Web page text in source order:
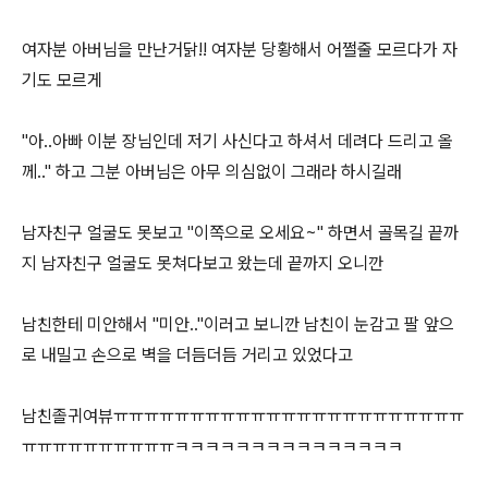
여자분 아버님을 만난거닭!! 여자분 당황해서 어쩔줄 모르다가 자
기도 모르게
"아..아빠 이분 장님인데 저기 사신다고 하셔서 데려다 드리고 올
께.." 하고 그분 아버님은 아무 의심없이 그래라 하시길래
남자친구 얼굴도 못보고 "이쪽으로 오세요~" 하면서 골목길 끝까
지 남자친구 얼굴도 못쳐다보고 왔는데 끝까지 오니깐
남친한테 미안해서 "미안.."이러고 보니깐 남친이 눈감고 팔 앞으
로 내밀고 손으로 벽을 더듬더듬 거리고 있었다고
남친졸귀여뷰ㅠㅠㅠㅠㅠㅠㅠㅠㅠㅠㅠㅠㅠㅠㅠㅠㅠㅠㅠㅠㅠㅠㅠ
ㅠㅠㅠㅠㅠㅠㅠㅠㅠㅠㅋㅋㅋㅋㅋㅋㅋㅋㅋㅋㅋㅋㅋㅋㅋ